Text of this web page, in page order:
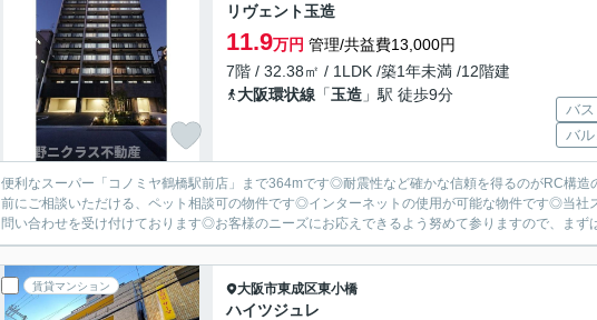
リヴェント玉造
11.9万円 管理/共益費13,000円
7階 / 32.38㎡ / 1LDK /築1年未満 /12階建
大阪環状線 「玉造 」駅 徒歩9分
バス
バ
便利なスーパー「コノミヤ鶴橋駅前店」まで364mです◎耐震性など確かな信頼を得るのがRC構
前にご相談いただける、ペット相談可の物件です◎インターネットの使用が可能な物件です◎当社
問い合わせを受け付けております◎お客様のニーズにお応えできるよう努めて参りますので、まず
賃貸マンション 大阪市東成区東小橋
ハイツジュレ